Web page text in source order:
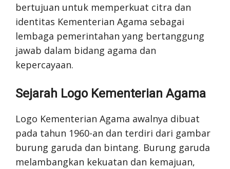
bertujuan untuk memperkuat citra dan
identitas Kementerian Agama sebagai
lembaga pemerintahan yang bertanggung
jawab dalam bidang agama dan
kepercayaan.
Sejarah Logo Kementerian Agama
Logo Kementerian Agama awalnya dibuat
pada tahun 1960-an dan terdiri dari gambar
burung garuda dan bintang. Burung garuda
melambangkan kekuatan dan kemajuan,